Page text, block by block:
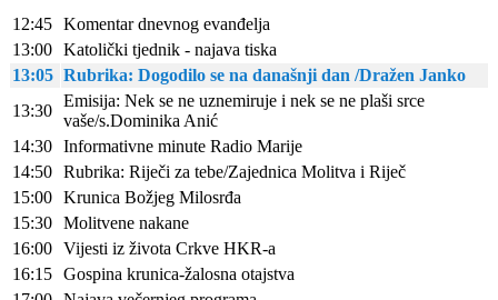
12:45 Komentar dnevnog evanđelja
13:00 Katolički tjednik - najava tiska
13:05 Rubrika: Dogodilo se na današnji dan /Dražen Janko
13:30
Emisija: Nek se ne uznemiruje i nek se ne plaši srce
vaše/s.Dominika Anić
14:30 Informativne minute Radio Marije
14:50 Rubrika: Riječi za tebe/Zajednica Molitva i Riječ
15:00 Krunica Božjeg Milosrđa
15:30 Molitvene nakane
16:00 Vijesti iz života Crkve HKR-a
16:15 Gospina krunica-žalosna otajstva